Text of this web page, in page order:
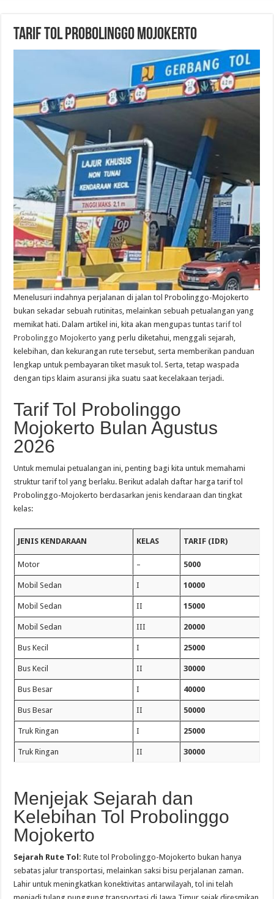
Tarif Tol Probolinggo Mojokerto
Menelusuri indahnya perjalanan di jalan tol Probolinggo-Mojokerto
bukan sekadar sebuah rutinitas, melainkan sebuah petualangan yang
memikat hati. Dalam artikel ini, kita akan mengupas tuntastarif tol
Probolinggo Mojokerto yang perlu diketahui, menggali sejarah,
kelebihan, dan kekurangan rute tersebut, serta memberikan panduan
lengkap untuk pembayaran tiket masuk tol. Serta, tetap waspada
dengan tips klaim asuransi jika suatu saat kecelakaan terjadi.
Tarif Tol Probolinggo
Mojokerto Bulan Agustus
2026
Untuk memulai petualangan ini, penting bagi kita untuk memahami
struktur tarif tol yang berlaku. Berikut adalah daftar harga tarif tol
Probolinggo-Mojokerto berdasarkan jenis kendaraan dan tingkat
kelas:
JENIS KENDARAAN KELAS TARIF (IDR)
Motor – 5000
Mobil Sedan I 10000
Mobil Sedan II 15000
Mobil Sedan III 20000
Bus Kecil I 25000
Bus Kecil II 30000
Bus Besar I 40000
Bus Besar II 50000
Truk Ringan I 25000
Truk Ringan II 30000
Menjejak Sejarah dan
Kelebihan Tol Probolinggo
Mojokerto
Sejarah Rute Tol: Rute tol Probolinggo-Mojokerto bukan hanya
sebatas jalur transportasi, melainkan saksi bisu perjalanan zaman.
Lahir untuk meningkatkan konektivitas antarwilayah, tol ini telah